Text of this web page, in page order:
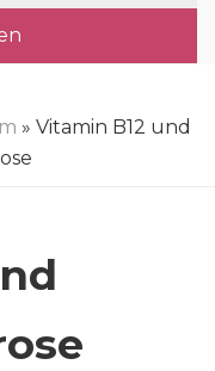
» Vitamin B12 und